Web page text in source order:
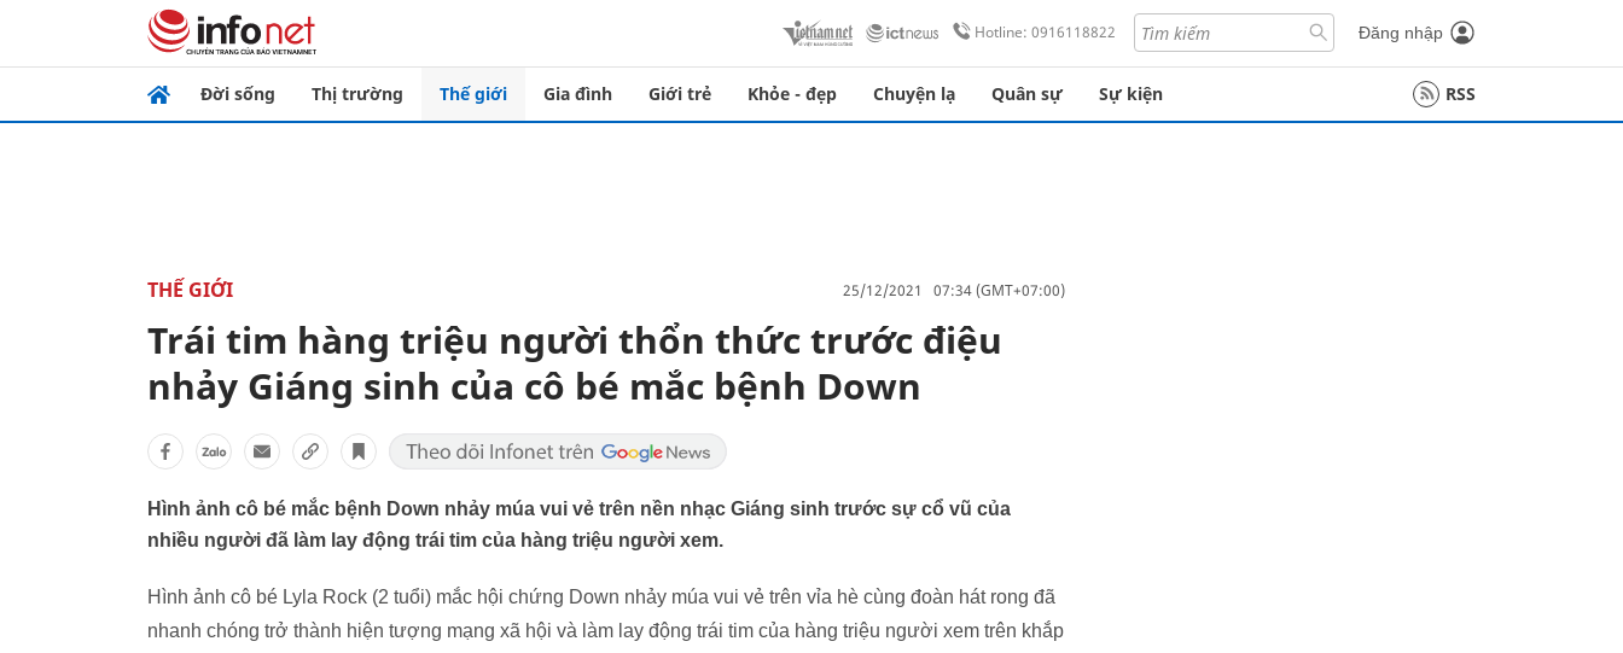
Hotline: 0916118822 Đăng nhập
Đời sống Thị trường Thế giới Gia đình Giới trẻ Khỏe - đẹp Chuyện lạ Quân sự Sự kiện RSS
THẾ GIỚI 25/12/2021 07:34 (GMT+07:00)
Trái tim hàng triệu người thổn thức trước điệu
nhảy Giáng sinh của cô bé mắc bệnh Down
Hình ảnh cô bé mắc bệnh Down nhảy múa vui vẻ trên nền nhạc Giáng sinh trước sự cổ vũ của
nhiều người đã làm lay động trái tim của hàng triệu người xem.
Hình ảnh cô bé Lyla Rock (2 tuổi) mắc hội chứng Down nhảy múa vui vẻ trên vỉa hè cùng đoàn hát rong đã
nhanh chóng trở thành hiện tượng mạng xã hội và làm lay động trái tim của hàng triệu người xem trên khắp